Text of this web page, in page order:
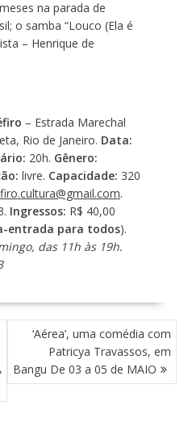
na parada de
o samba “Louco (Ela é
– Henrique de
– Estrada Marechal
Rio de Janeiro. Data:
20h. Gênero:
livre. Capacidade: 320
.
Ingressos: R$ 40,00
entrada para todos).
das 11h às 19h.
‘Aérea’, uma comédia com
Patricya Travassos, em
Bangu De 03 a 05 de MAIO